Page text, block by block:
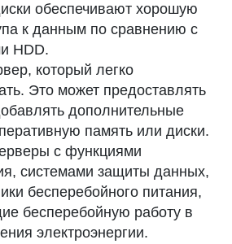
обеспечивают хорошую
к данным по сравнению с
HDD.
который легко
Это может предоставлять
дополнительные
память или диски.
с функциями
системами защиты данных,
бесперебойного питания,
бесперебойную работу в
электроэнергии.